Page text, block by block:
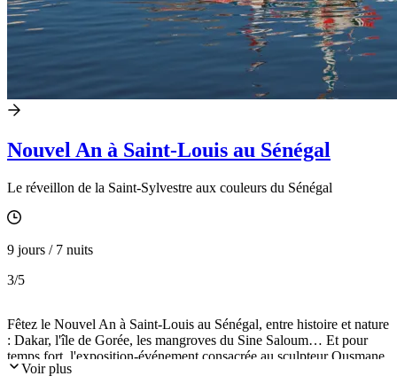
Nouvel An à Saint-Louis au Sénégal
Le réveillon de la Saint-Sylvestre aux couleurs du Sénégal
9 jours / 7 nuits
3/5
Fêtez le Nouvel An à Saint-Louis au Sénégal, entre histoire et nature
: Dakar, l'île de Gorée, les mangroves du Sine Saloum… Et pour
temps fort, l'exposition-événement consacrée au sculpteur Ousmane
Sow au Musée des Civilisations Noires.
Voir plus